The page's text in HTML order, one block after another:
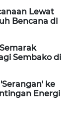
Lewat
Bencana di
Sembako di
ke
Energi